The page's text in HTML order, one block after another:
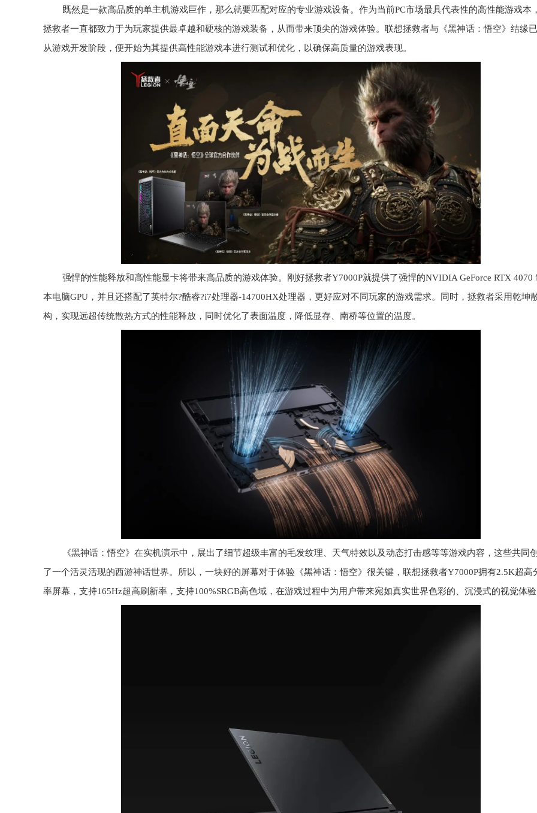
既然是一款高品质的单主机游戏巨作，那么就要匹配对应的专业游戏设备。作为当前PC市场最具代表性的高性能游戏本
拯救者一直都致力于为玩家提供最卓越和硬核的游戏装备，从而带来顶尖的游戏体验。联想拯救者与《黑神话：悟空》结缘已
从游戏开发阶段，便开始为其提供高性能游戏本进行测试和优化，以确保高质量的游戏表现。
强悍的性能释放和高性能显卡将带来高品质的游戏体验。刚好拯救者Y7000P就提供了强悍的NVIDIA GeForce RTX 4070
本电脑GPU，并且还搭配了英特尔?酷睿?i7处理器-14700HX处理器，更好应对不同玩家的游戏需求。同时，拯救者采用乾坤
构，实现远超传统散热方式的性能释放，同时优化了表面温度，降低显存、南桥等位置的温度。
《黑神话：悟空》在实机演示中，展出了细节超级丰富的毛发纹理、天气特效以及动态打击感等等游戏内容，这些共同
了一个活灵活现的西游神话世界。所以，一块好的屏幕对于体验《黑神话：悟空》很关键，联想拯救者Y7000P拥有2.5K超高
率屏幕，支持165Hz超高刷新率，支持100%SRGB高色域，在游戏过程中为用户带来宛如真实世界色彩的、沉浸式的视觉体验